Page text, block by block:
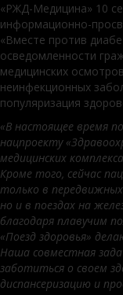
«РЖД-Медицина» 10
информационно-
«Вместе против
осведомленности
медицинских
неинфекционных
популяризация
«В настоящее время по
нацпроекту «
медицинских
Кроме того, сейчас
только в
но и в поездах на
благодаря плавучим
«Поезд здоровья»
Наша совместная
заботиться о своем
диспансеризацию и